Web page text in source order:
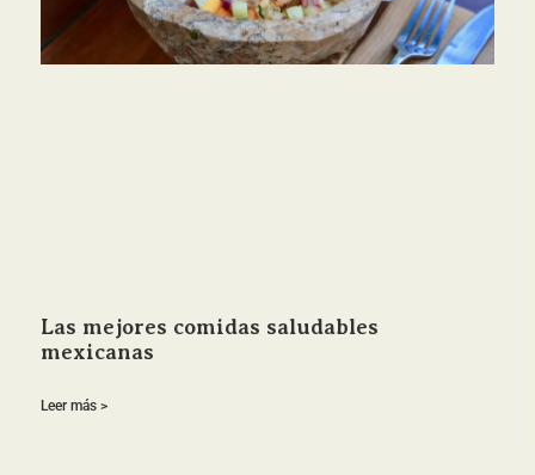
Las mejores comidas saludables
mexicanas
Leer más >